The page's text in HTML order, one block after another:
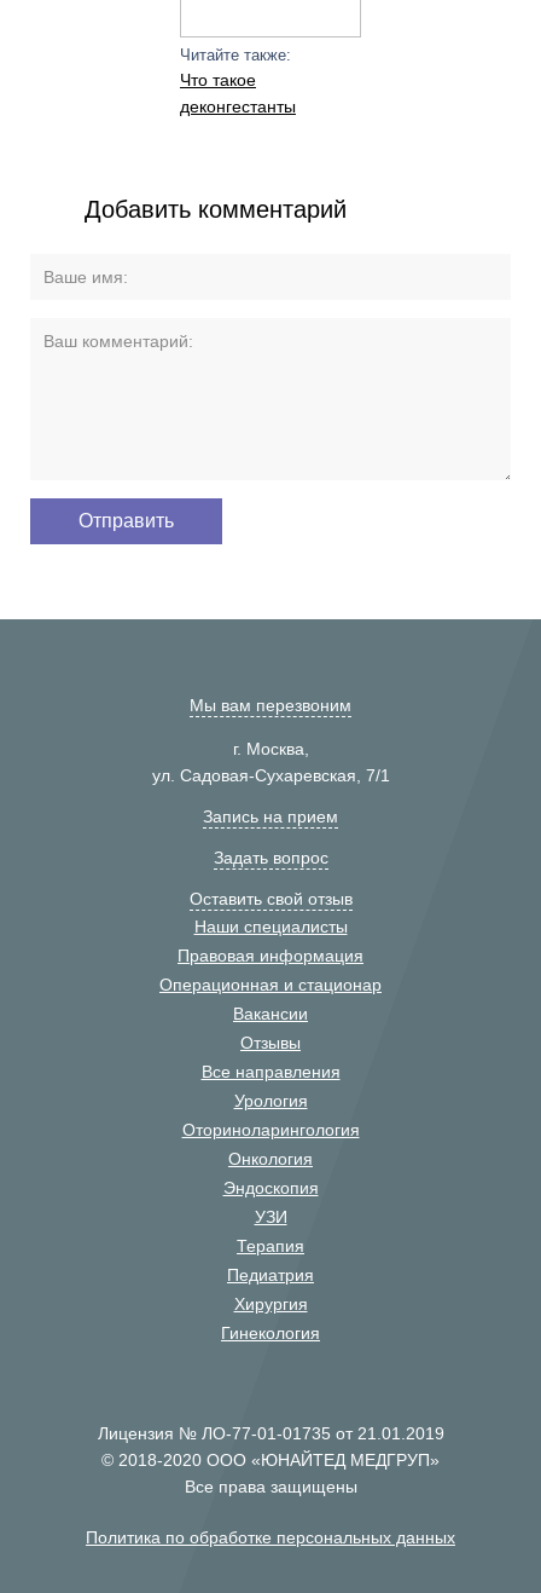
Читайте также:
Что такое
деконгестанты
Добавить комментарий
Мы вам перезвоним
г. Москва,
ул. Садовая-Сухаревская, 7/1
Запись на прием
Задать вопрос
Оставить свой отзыв
Наши специалисты
Правовая информация
Операционная и стационар
Вакансии
Отзывы
Все направления
Урология
Оториноларингология
Онкология
Эндоскопия
УЗИ
Терапия
Педиатрия
Хирургия
Гинекология
Лицензия № ЛО-77-01-01735 от 21.01.2019
© 2018-2020 ООО «ЮНАЙТЕД МЕДГРУП»
Все права защищены
Политика по обработке персональных данных